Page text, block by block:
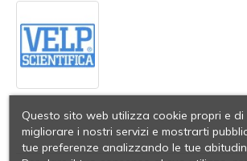
Questo sito web utilizza cookie propri e
migliorare i nostri servizi e mostrarti
tue preferenze analizzando le tue